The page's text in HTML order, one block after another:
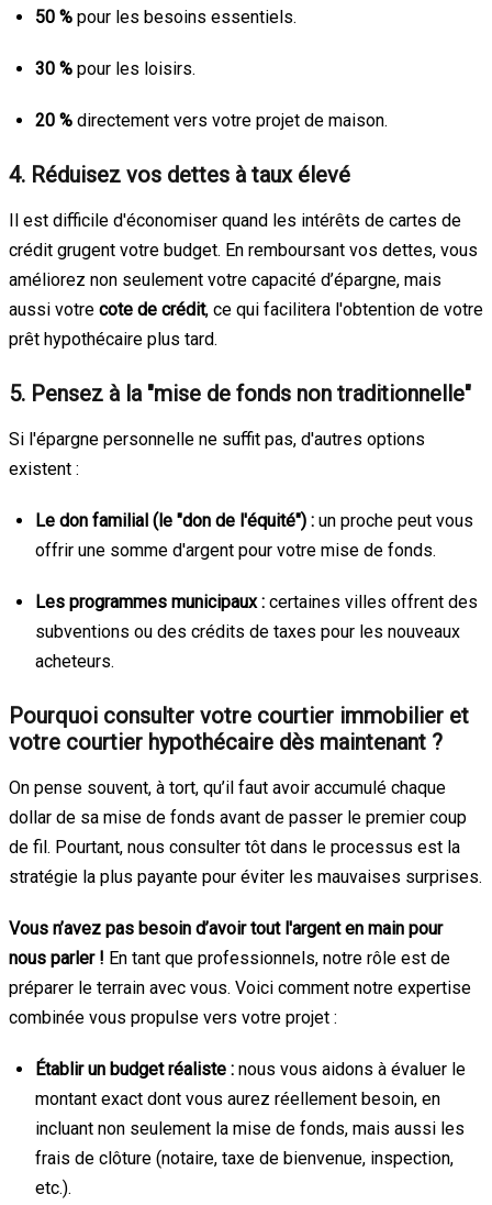
50 % pour les besoins essentiels.
30 % pour les loisirs.
20 % directement vers votre projet de maison.
4. Réduisez vos dettes à taux élevé
Il est difficile d'économiser quand les intérêts de cartes de
crédit grugent votre budget. En remboursant vos dettes, vous
améliorez non seulement votre capacité d’épargne, mais
aussi votre cote de crédit, ce qui facilitera l'obtention de votre
prêt hypothécaire plus tard.
5. Pensez à la "mise de fonds non traditionnelle"
Si l'épargne personnelle ne suffit pas, d'autres options
existent :
Le don familial (le "don de l'équité") : un proche peut vous
offrir une somme d'argent pour votre mise de fonds.
Les programmes municipaux : certaines villes offrent des
subventions ou des crédits de taxes pour les nouveaux
acheteurs.
Pourquoi consulter votre courtier immobilier et
votre courtier hypothécaire dès maintenant ?
On pense souvent, à tort, qu’il faut avoir accumulé chaque
dollar de sa mise de fonds avant de passer le premier coup
de fil. Pourtant, nous consulter tôt dans le processus est la
stratégie la plus payante pour éviter les mauvaises surprises.
Vous n’avez pas besoin d’avoir tout l'argent en main pour
nous parler ! En tant que professionnels, notre rôle est de
préparer le terrain avec vous. Voici comment notre expertise
combinée vous propulse vers votre projet :
Établir un budget réaliste : nous vous aidons à évaluer le
montant exact dont vous aurez réellement besoin, en
incluant non seulement la mise de fonds, mais aussi les
frais de clôture (notaire, taxe de bienvenue, inspection,
etc.).